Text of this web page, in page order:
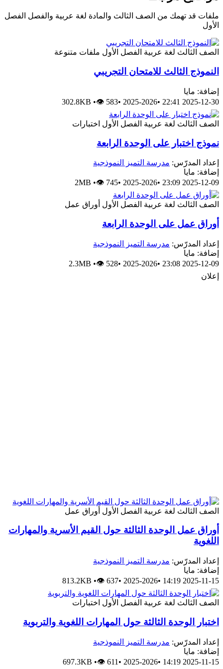
ملفات قد تهمك من الصف الثالث والمادة لغة عربية والفصل الفصل
الأول
الصف الثالث لغة عربية الفصل الأول ملفات متنوعة
النموذج الثالث للامتحان التجريبي
إضافة: مايا
2025-12-30 22:41
•
2025-2026
•
302.8KB •👁 583
الصف الثالث لغة عربية الفصل الأول اختبارات
نموذج اختبار على الوحدة الرابعة
إعداد المدرّس: مدرسة التميز النموذجية
إضافة: مايا
2025-12-09 23:09
•
2025-2026
•
2MB •👁 745
الصف الثالث لغة عربية الفصل الأول أوراق عمل
أوراق عمل على الوحدة الرابعة
إعداد المدرّس: مدرسة التميز النموذجية
إضافة: مايا
2025-12-09 23:08
•
2025-2026
•
2.3MB •👁 528
إعلان
الصف الثالث لغة عربية الفصل الأول أوراق عمل
أوراق عمل الوحدة الثالثة حول القيم الأسرية والمهارات
اللغوية
إعداد المدرّس: مدرسة التميز النموذجية
إضافة: مايا
2025-11-15 14:19
•
2025-2026
•
813.2KB •👁 637
الصف الثالث لغة عربية الفصل الأول اختبارات
اختبار الوحدة الثالثة حول المهارات اللغوية والتربوية
إعداد المدرّس: مدرسة التميز النموذجية
إضافة: مايا
2025-11-15 14:19
•
2025-2026
•
697.3KB •👁 611